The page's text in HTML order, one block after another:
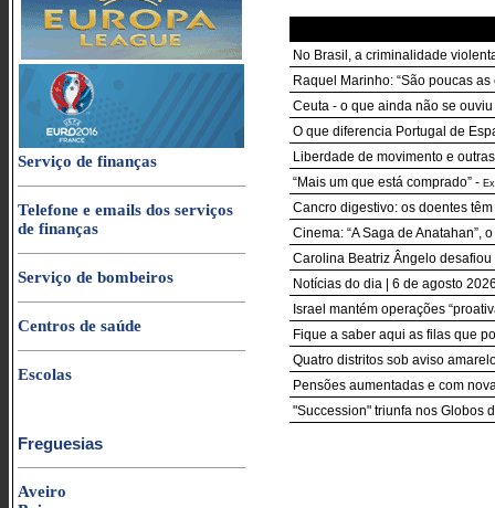
Serviço de finanças
Telefone e emails dos serviços
de finanças
Serviço de bombeiros
Centros de saúde
Escolas
Freguesias
Aveiro
No Brasil, a criminalidade
Raquel Marinho: “São poucas
Ceuta - o que ainda não se ouviu
O que diferencia Portugal de
Liberdade de movimento e
“Mais um que está comprado” -
Cancro digestivo: os doentes
Cinema: “A Saga de Anatahan”,
Carolina Beatriz Ângelo
Notícias do dia | 6 de agosto
Israel mantém operações
Fique a saber aqui as filas que
Quatro distritos sob aviso
Pensões aumentadas e com
"Succession" triunfa nos Globos